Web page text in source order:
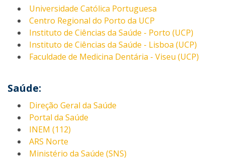
Universidade Católica Portuguesa
Centro Regional do Porto da UCP
Instituto de Ciências da Saúde - Porto (UCP)
Instituto de Ciências da Saúde - Lisboa (UCP)
Faculdade de Medicina Dentária - Viseu (UCP)
Saúde:
Direção Geral da Saúde
Portal da Saúde
INEM (112)
ARS Norte
Ministério da Saúde (SNS)